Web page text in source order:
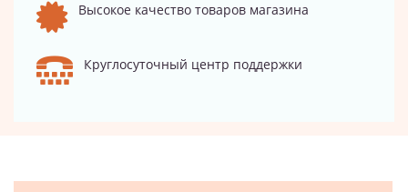
Высокое качество товаров магазина
Круглосуточный центр поддержки